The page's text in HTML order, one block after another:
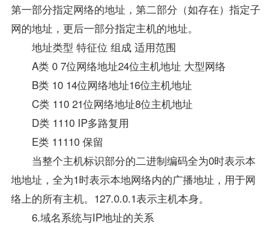
第一部分指定网络的地址，第二部分（如存在）指定子
网的地址，更后一部分指定主机的地址。
地址类型 特征位 组成 适用范围
A类 0 7位网络地址24位主机地址 大型网络
B类 10 14位网络地址16位主机地址
C类 110 21位网络地址8位主机地址
D类 1110 IP多路复用
E类 11110 保留
当整个主机标识部分的二进制编码全为0时表示本
地地址，全为1时表示本地网络内的广播地址，用于网
络上的所有主机。127.0.0.1表示主机本身。
6.域名系统与IP地址的关系